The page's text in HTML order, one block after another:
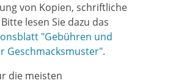
von Kopien, schriftliche
lesen Sie dazu das
"Gebühren und
Geschmacksmuster".
die meisten